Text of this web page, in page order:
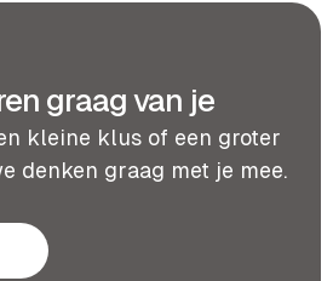
graag van je
kleine klus of een groter
denken graag met je mee.